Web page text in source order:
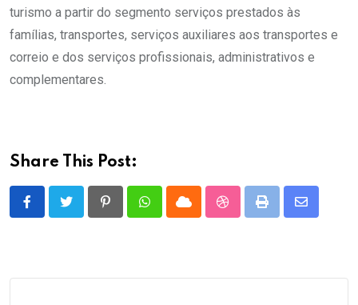
turismo a partir do segmento serviços prestados às
famílias, transportes, serviços auxiliares aos transportes e
correio e dos serviços profissionais, administrativos e
complementares.
Share This Post:
PinterestWhatsappCloud StumbleUpon
Print
Share